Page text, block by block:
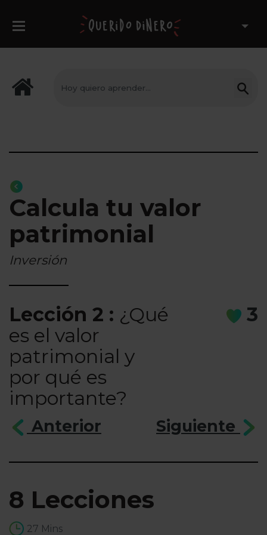
Calcula tu valor
patrimonial
Inversión
Lección 2 : ¿Qué
es el valor
patrimonial y
por qué es
importante?
3
Anterior Siguiente
8 Lecciones
27 Mins